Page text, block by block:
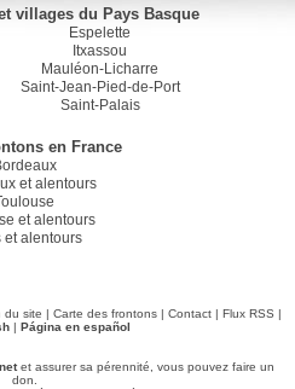
villages du Pays Basque
Espelette
Itxassou
Mauléon-Licharre
Saint-Jean-Pied-de-Port
Saint-Palais
en France
et alentours
et alentours
et alentours
du site | Carte des frontons| Contact| Flux RSS |
| Página en español
et assurer sa pérennité, vous pouvez faire un
don.